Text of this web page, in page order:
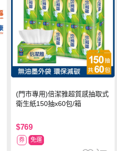
(門市專用)倍潔雅超質感抽取式
衛生紙150抽x60包/箱
$769
券 免運